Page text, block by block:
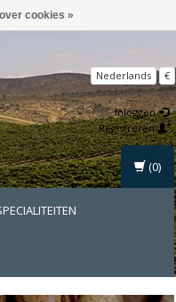
Nederlands €
Inloggen
Registreren
(0)
cookies »